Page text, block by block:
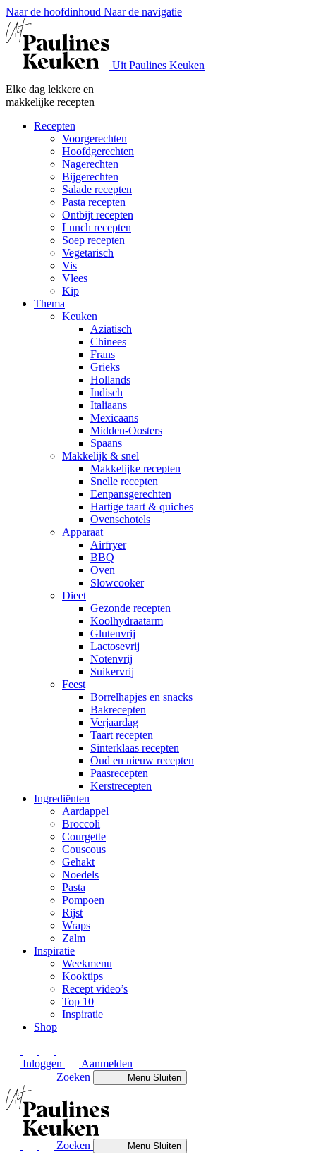
Naar de hoofdinhoud Naar de navigatie
Uit Paulines Keuken
Elke dag lekkere en
makkelijke recepten
Recepten
Voorgerechten
Hoofdgerechten
Nagerechten
Bijgerechten
Salade recepten
Pasta recepten
Ontbijt recepten
Lunch recepten
Soep recepten
Vegetarisch
Vis
Vlees
Kip
Thema
Keuken
Aziatisch
Chinees
Frans
Grieks
Hollands
Indisch
Italiaans
Mexicaans
Midden-Oosters
Spaans
Makkelijk & snel
Makkelijke recepten
Snelle recepten
Eenpansgerechten
Hartige taart & quiches
Ovenschotels
Apparaat
Airfryer
BBQ
Oven
Slowcooker
Dieet
Gezonde recepten
Koolhydraatarm
Glutenvrij
Lactosevrij
Notenvrij
Suikervrij
Feest
Borrelhapjes en snacks
Bakrecepten
Verjaardag
Taart recepten
Sinterklaas recepten
Oud en nieuw recepten
Paasrecepten
Kerstrecepten
Ingrediënten
Aardappel
Broccoli
Courgette
Couscous
Gehakt
Noedels
Pasta
Pompoen
Rijst
Wraps
Zalm
Inspiratie
Weekmenu
Kooktips
Recept video’s
Top 10
Inspiratie
Shop
Inloggen
Aanmelden
Zoeken
MenuSluiten
Zoeken MenuSluiten